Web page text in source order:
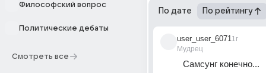
Философский вопрос
Политические дебаты
Смотреть все
По дате По рейтингу
user_user_6071
Мудрец
1г
Самсунг конечно...